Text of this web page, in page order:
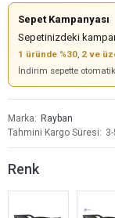
Sepet Kampanyası
Sepetinizdeki
1 üründe %30, 2 ve
İndirim sepette
Marka
Rayban
Tahmini Kargo Süresi
Renk